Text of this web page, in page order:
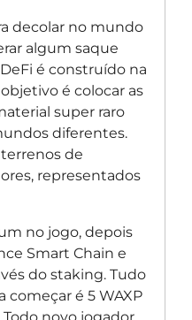
decolar no mundo
algum saque
é construído na
é colocar as
super raro
diferentes.
de
representados
no jogo, depois
Smart Chain e
do staking. Tudo
começar é 5 WAXP